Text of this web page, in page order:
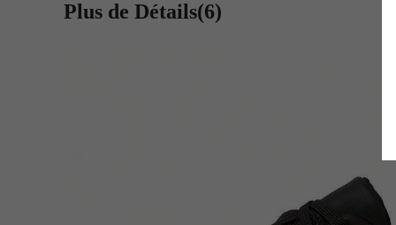
Plus de Détails(6)